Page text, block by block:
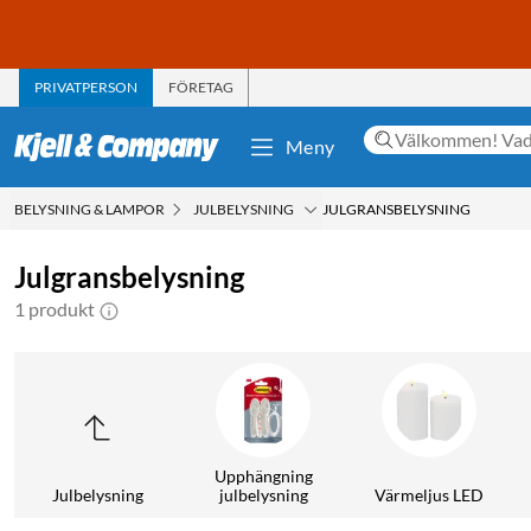
PRIVATPERSON FÖRETAG
Meny
BELYSNING & LAMPOR JULBELYSNING JULGRANSBELYSNING
Julgransbelysning
1 produkt
Julbelysning
Upphängning
julbelysning
Värmeljus LED